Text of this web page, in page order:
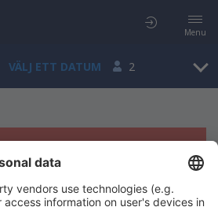
Menu
VÄLJ ETT DATUM 2
för denna sökning